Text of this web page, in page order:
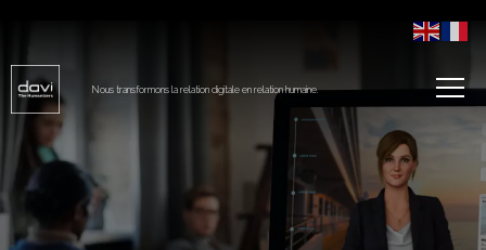
Nous transformons la relation digitale en relation humaine.